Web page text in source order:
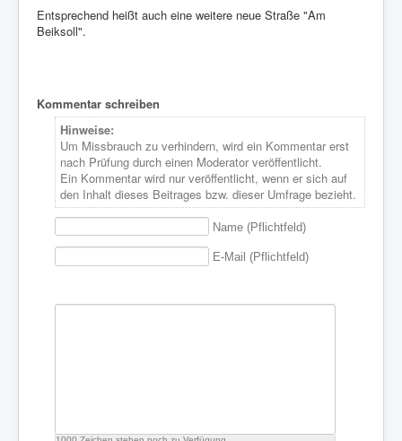
Entsprechend heißt auch eine weitere neue Straße "Am
Beiksoll".
Kommentar schreiben
Hinweise:
Um Missbrauch zu verhindern, wird ein Kommentar erst
nach Prüfung durch einen Moderator veröffentlicht.
Ein Kommentar wird nur veröffentlicht, wenn er sich auf
den Inhalt dieses Beitrages bzw. dieser Umfrage bezieht.
Name (Pflichtfeld)
E-Mail (Pflichtfeld)